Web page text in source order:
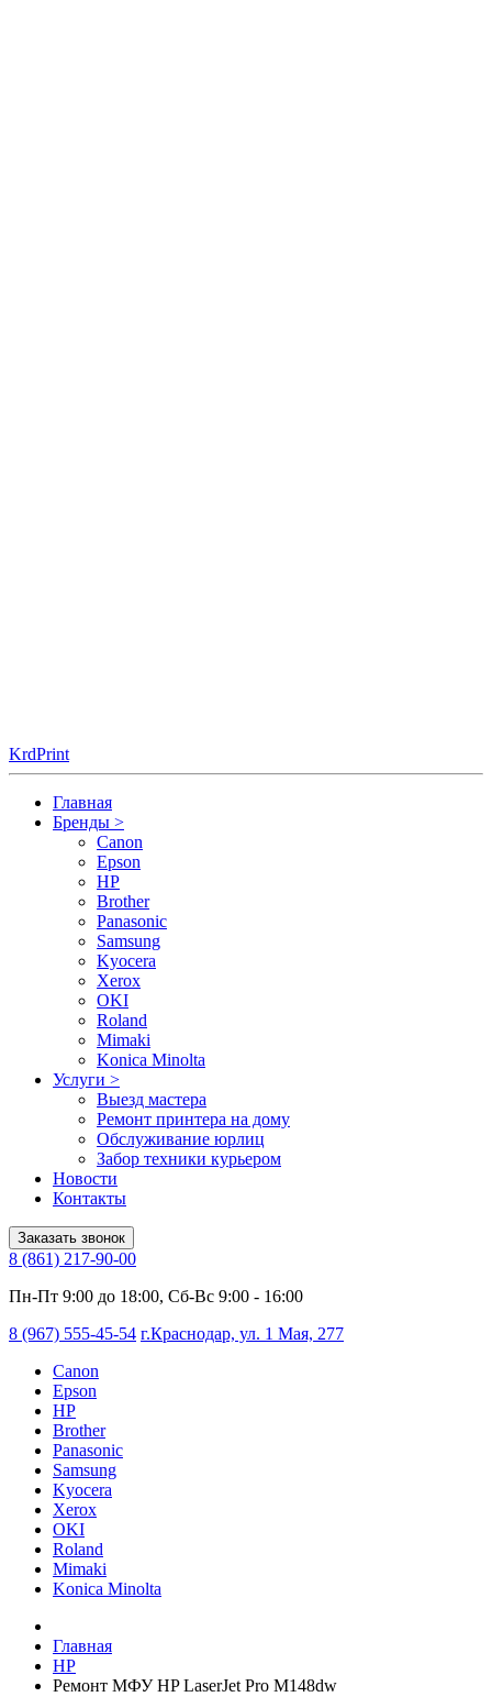
KrdPrint
Главная
Бренды >
Canon
Epson
HP
Brother
Panasonic
Samsung
Kyocera
Xerox
OKI
Roland
Mimaki
Konica Minolta
Услуги >
Выезд мастера
Ремонт принтера на дому
Обслуживание юрлиц
Забор техники курьером
Новости
Контакты
Заказать звонок
8 (861) 217-90-00
Пн-Пт 9:00 до 18:00, Сб-Вс 9:00 - 16:00
8 (967) 555-45-54 г.Краснодар, ул. 1 Мая, 277
Canon
Epson
HP
Brother
Panasonic
Samsung
Kyocera
Xerox
OKI
Roland
Mimaki
Konica Minolta
Главная
HP
Ремонт МФУ HP LaserJet Pro M148dw